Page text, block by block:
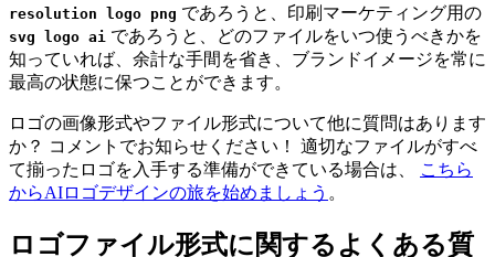
resolution logo png であろうと、印刷マーケティング用の
svg logo ai であろうと、どのファイルをいつ使うべきかを
知っていれば、余計な手間を省き、ブランドイメージを常に
最高の状態に保つことができます。
ロゴの画像形式やファイル形式について他に質問はあります
か？ コメントでお知らせください！ 適切なファイルがすべ
て揃ったロゴを入手する準備ができている場合は、
こちら
からAIロゴデザインの旅を始めましょう 。
ロゴファイル形式に関するよくある質